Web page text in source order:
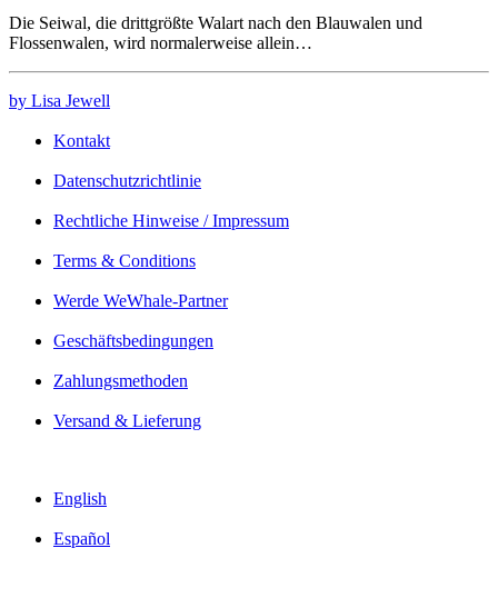
Die Seiwal, die drittgrößte Walart nach den Blauwalen und
Flossenwalen, wird normalerweise allein…
by Lisa Jewell
Kontakt
Datenschutzrichtlinie
Rechtliche Hinweise / Impressum
Terms & Conditions
Werde WeWhale-Partner
Geschäftsbedingungen
Zahlungsmethoden
Versand & Lieferung
English
Español